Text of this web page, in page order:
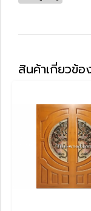
สินค้าเกี่ยวข้อ